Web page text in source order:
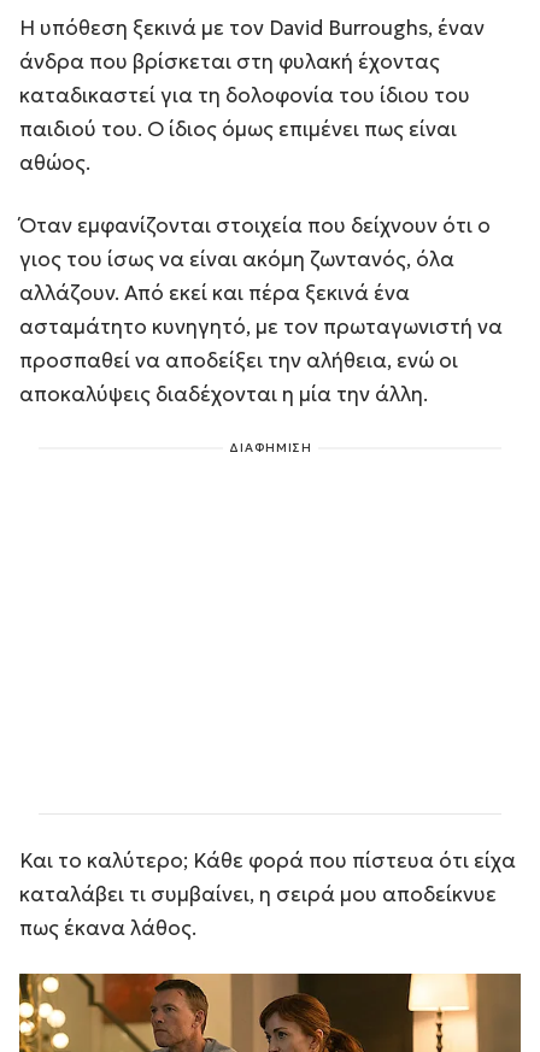
Η υπόθεση ξεκινά με τον David Burroughs, έναν
άνδρα που βρίσκεται στη φυλακή έχοντας
καταδικαστεί για τη δολοφονία του ίδιου του
παιδιού του. Ο ίδιος όμως επιμένει πως είναι
αθώος.
Όταν εμφανίζονται στοιχεία που δείχνουν ότι ο
γιος του ίσως να είναι ακόμη ζωντανός, όλα
αλλάζουν. Από εκεί και πέρα ξεκινά ένα
ασταμάτητο κυνηγητό, με τον πρωταγωνιστή να
προσπαθεί να αποδείξει την αλήθεια, ενώ οι
αποκαλύψεις διαδέχονται η μία την άλλη.
ΔΙΑΦΗΜΙΣΗ
Και το καλύτερο; Κάθε φορά που πίστευα ότι είχα
καταλάβει τι συμβαίνει, η σειρά μου αποδείκνυε
πως έκανα λάθος.